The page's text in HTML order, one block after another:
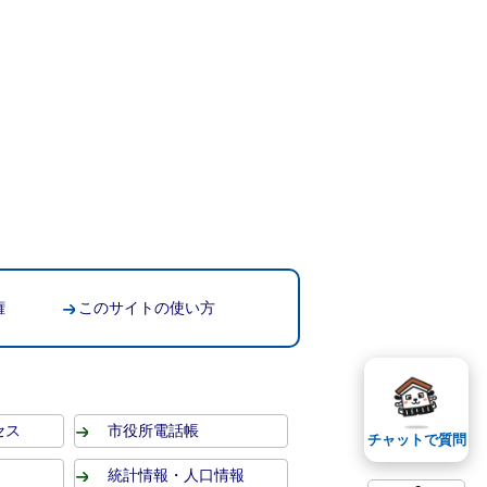
このサイトの使い方
ス 市役所電話帳
統計情報・人口情報
チャットで質問